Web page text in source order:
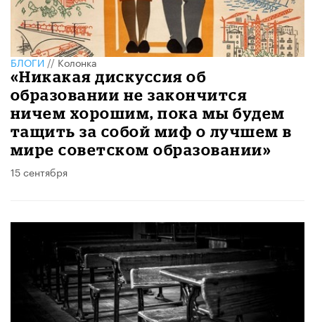
БЛОГИ//Колонка
«Никакая дискуссия об
образовании не закончится
ничем хорошим, пока мы будем
тащить за собой миф о лучшем в
мире советском образовании»
15 сентября